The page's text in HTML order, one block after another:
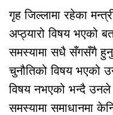
गृह जिल्लामा रहेका
अप्ठ्यारो विषय भएको
समस्यामा सधै सँगसँगै हुनु
चुनौतिको विषय भएको
विषय नभएको भन्दै उनले
समस्यामा समाधानमा